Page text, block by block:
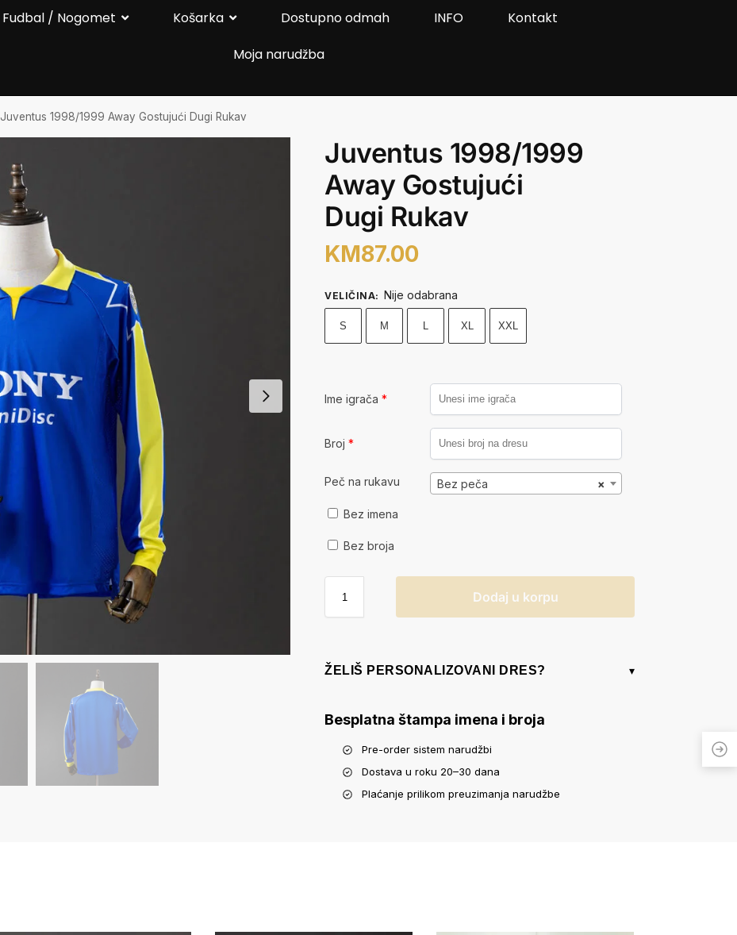
Fudbal / Nogomet Košarka Dostupno odmah INFO
Kontakt
Moja narudžba
Juventus 1998/1999 Away Gostujući Dugi Rukav
Juventus 1998/1999
Away Gostujući
Dugi Rukav
KM87.00
VELIČINA: Nije odabrana
S M L XL XXL
Ime igrača*
Broj*
Peč na rukavu ×
Bez peča
Bez imena
Bez broja
Dodaj u korpu
ŽELIŠ PERSONALIZOVANI DRES? ▾
Besplatna štampa imena i broja
Pre-order sistem narudžbi
Dostava u roku 20–30 dana
Plaćanje prilikom preuzimanja narudžbe